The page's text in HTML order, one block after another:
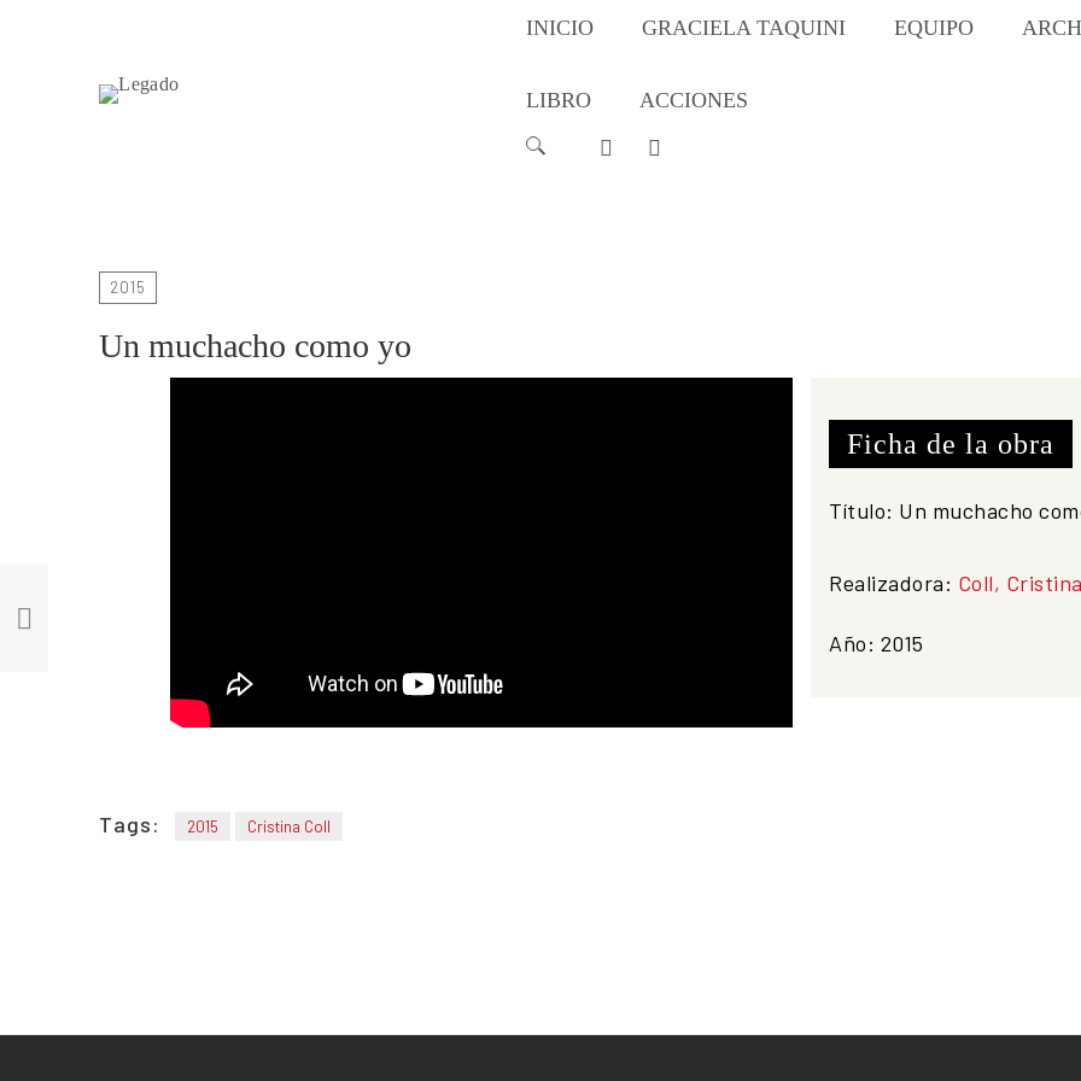
INICIO GRACIELA TAQUINI EQUIPO
LIBRO ACCIONES
2015
Un muchacho como yo
Ficha de la obra
Título: Un muchacho
Realizadora: Coll,
Año: 2015
Tags: 2015 Cristina Coll